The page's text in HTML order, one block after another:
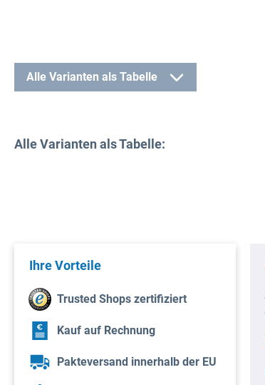
Alle Varianten als Tabelle
Alle Varianten als Tabelle:
Ihre Vorteile
Trusted Shops zertifiziert
Kauf auf Rechnung
Pakteversand innerhalb der EU